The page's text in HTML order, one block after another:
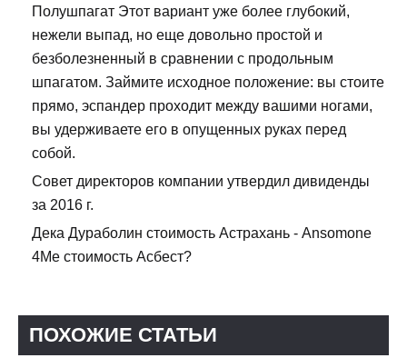
Полушпагат Этот вариант уже более глубокий,
нежели выпад, но еще довольно простой и
безболезненный в сравнении с продольным
шпагатом. Займите исходное положение: вы стоите
прямо, эспандер проходит между вашими ногами,
вы удерживаете его в опущенных руках перед
собой.
Совет директоров компании утвердил дивиденды
за 2016 г.
Дека Дураболин стоимость Астрахань - Ansomone
4Me стоимость Асбест?
ПОХОЖИЕ СТАТЬИ